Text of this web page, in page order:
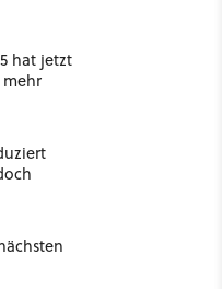
hat jetzt